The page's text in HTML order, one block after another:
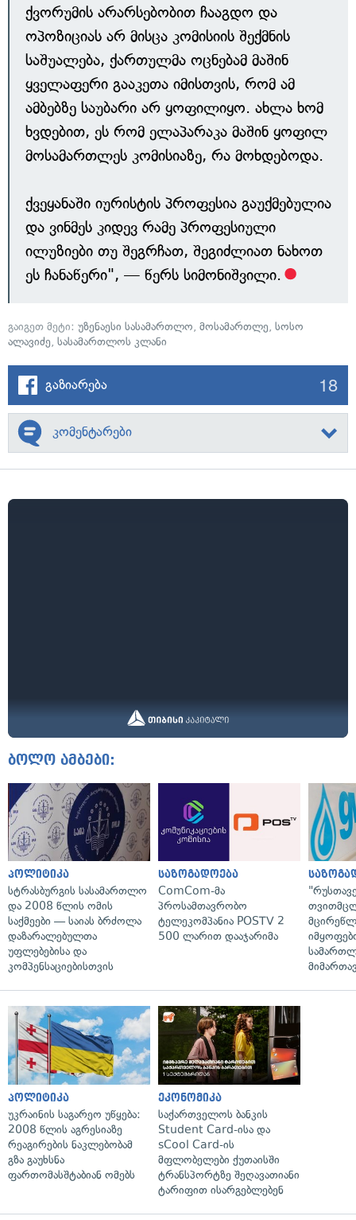
ქვორუმის არარსებობით ჩააგდო და
ოპოზიციას არ მისცა კომისიის შექმნის
საშუალება, ქართულმა ოცნებამ მაშინ
ყველაფერი გააკეთა იმისთვის, რომ ამ
ამბებზე საუბარი არ ყოფილიყო. ახლა ხომ
ხვდებით, ეს რომ ელაპარაკა მაშინ ყოფილ
მოსამართლეს კომისიაზე, რა მოხდებოდა.
ქვეყანაში იურისტის პროფესია გაუქმებულია
და ვინმეს კიდევ რამე პროფესიული
ილუზიები თუ შეგრჩათ, შეგიძლიათ ნახოთ
ეს ჩანაწერი", — წერს სიმონიშვილი.
გაიგეთ მეტი: უზენაესი სასამართლო, მოსამართლე, სოსო
ალავიძე, სასამართლოს კლანი
გაზიარება 18
კომენტარები
ბოლო ამბები:
პოლიტიკა
სტრასბურგის სასამართლო
და 2008 წლის ომის
საქმეები — საიას ბრძოლა
დაზარალებულთა
უფლებებისა და
კომპენსაციებისთვის
საზოგადოება
ComCom-მა
პროსამთავრობო
ტელეკომპანია POSTV 2
500 ლარით დააჯარიმა
პოლიტიკა
უკრაინის საგარეო უწყება:
2008 წლის აგრესიაზე
რეაგირების ნაკლებობამ
გზა გაუხსნა
ფართომასშტაბიან ომებს
ეკონომიკა
საქართველოს ბანკის
Student Card-ისა და
sCool Card-ის
მფლობელები ქუთაისში
ტრანსპორტზე შეღავათიანი
ტარიფით ისარგებლებენ